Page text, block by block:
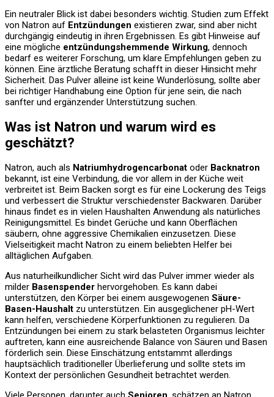
Ein neutraler Blick ist dabei besonders wichtig. Studien zum Effekt
von Natron auf Entzündungen existieren zwar, sind aber nicht
durchgängig eindeutig in ihren Ergebnissen. Es gibt Hinweise auf
eine mögliche entzündungshemmende Wirkung, dennoch
bedarf es weiterer Forschung, um klare Empfehlungen geben zu
können. Eine ärztliche Beratung schafft in dieser Hinsicht mehr
Sicherheit. Das Pulver alleine ist keine Wunderlösung, sollte aber
bei richtiger Handhabung eine Option für jene sein, die nach
sanfter und ergänzender Unterstützung suchen.
Was ist Natron und warum wird es
geschätzt?
Natron, auch als Natriumhydrogencarbonat oder Backnatron
bekannt, ist eine Verbindung, die vor allem in der Küche weit
verbreitet ist. Beim Backen sorgt es für eine Lockerung des Teigs
und verbessert die Struktur verschiedenster Backwaren. Darüber
hinaus findet es in vielen Haushalten Anwendung als natürliches
Reinigungsmittel. Es bindet Gerüche und kann Oberflächen
säubern, ohne aggressive Chemikalien einzusetzen. Diese
Vielseitigkeit macht Natron zu einem beliebten Helfer bei
alltäglichen Aufgaben.
Aus naturheilkundlicher Sicht wird das Pulver immer wieder als
milder Basenspender hervorgehoben. Es kann dabei
unterstützen, den Körper bei einem ausgewogenen Säure-
Basen-Haushalt zu unterstützen. Ein ausgeglichener pH-Wert
kann helfen, verschiedene Körperfunktionen zu regulieren. Da
Entzündungen bei einem zu stark belasteten Organismus leichter
auftreten, kann eine ausreichende Balance von Säuren und Basen
förderlich sein. Diese Einschätzung entstammt allerdings
hauptsächlich traditioneller Überlieferung und sollte stets im
Kontext der persönlichen Gesundheit betrachtet werden.